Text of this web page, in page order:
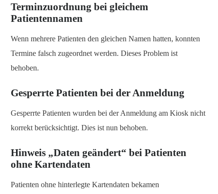
Terminzuordnung bei gleichem
Patientennamen
Wenn mehrere Patienten den gleichen Namen hatten, konnten
Termine falsch zugeordnet werden. Dieses Problem ist
behoben.
Gesperrte Patienten bei der Anmeldung
Gesperrte Patienten wurden bei der Anmeldung am Kiosk nicht
korrekt berücksichtigt. Dies ist nun behoben.
Hinweis „Daten geändert“ bei Patienten
ohne Kartendaten
Patienten ohne hinterlegte Kartendaten bekamen